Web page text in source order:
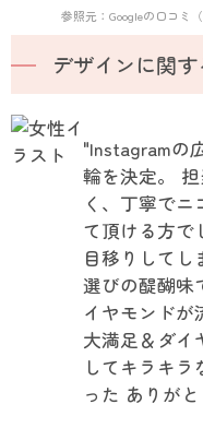
参照元：Googleの口コミ
デザインに関す
"Instagramの
輪を決定。
く、丁寧で
て頂ける方で
目移りして
選びの醍醐味
イヤモンドが
大満足＆ダイ
してキラキ
った ありが